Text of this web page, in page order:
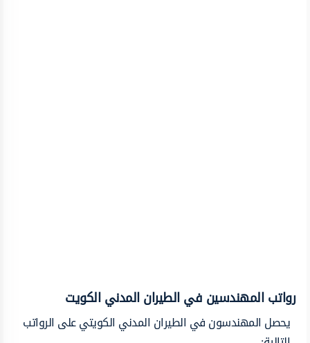
رواتب المهندسين في الطيران المدني الكويت
يحصل المهندسون في الطيران المدني الكويتي على الرواتب